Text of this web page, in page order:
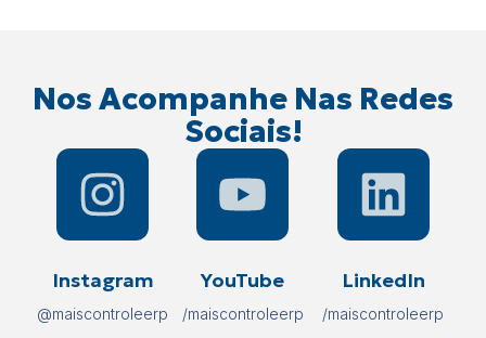
Nos Acompanhe Nas Redes
Sociais!
Instagram
@maiscontroleerp
YouTube
/maiscontroleerp
LinkedIn
/maiscontroleerp